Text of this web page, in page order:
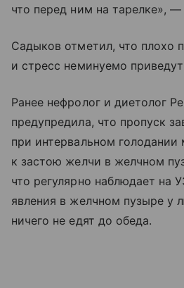
что перед ним на тарелке»,
Садыков отметил, что плохо
и стресс неминуемо
Ранее нефролог и диетолог
предупредила, что пропуск
при интервальном
к застою желчи в желчном
что регулярно наблюдает на
явления в желчном пузыре у
ничего не едят до обеда.